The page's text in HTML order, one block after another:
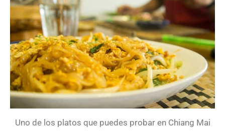
Uno de los platos que puedes probar en Chiang Mai